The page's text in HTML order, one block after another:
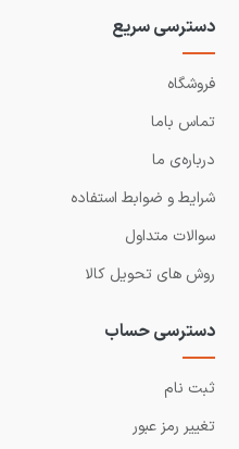
دسترسی سریع
فروشگاه
تماس باما
درباره‌ی ما
شرایط و ضوابط استفاده
سوالات متداول
روش های تحویل کالا
دسترسی حساب
ثبت نام
تغییر رمز عبور